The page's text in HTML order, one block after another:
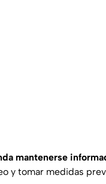
mantenerse
y tomar medidas